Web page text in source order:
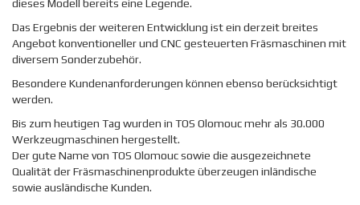
dieses Modell bereits eine Legende.
Das Ergebnis der weiteren Entwicklung ist ein derzeit breites
Angebot konventioneller und CNC gesteuerten Fräsmaschinen mit
diversem Sonderzubehör.
Besondere Kundenanforderungen können ebenso berücksichtigt
werden.
Bis zum heutigen Tag wurden in TOS Olomouc mehr als 30.000
Werkzeugmaschinen hergestellt.
Der gute Name von TOS Olomouc sowie die ausgezeichnete
Qualität der Fräsmaschinenprodukte überzeugen inländische
sowie ausländische Kunden.